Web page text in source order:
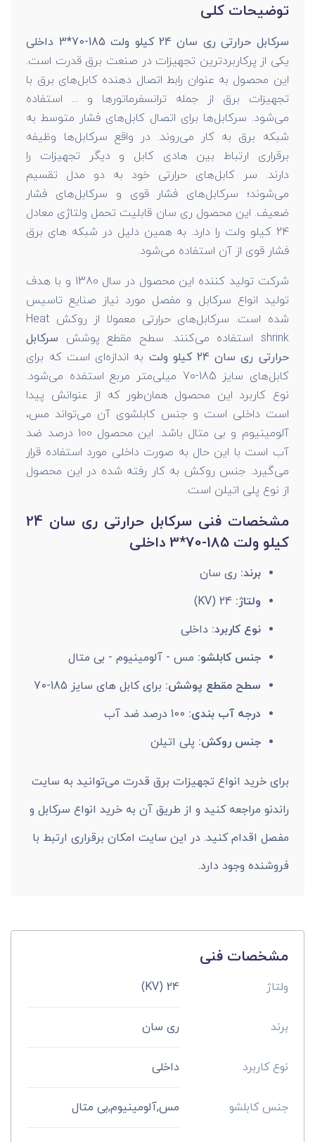
توضیحات کلی
سرکابل حرارتی ری سان 24 کیلو ولت 185-70*3 داخلی
یکی از پرکاربردترین تجهیزات در صنعت برق قدرت است.
این محصول به عنوان رابط اتصال دهنده کابل‌های برق با
تجهیزات برق از جمله ترانسفرماتورها و ... استفاده
می‌شود. سرکابل‌ها برای اتصال کابل‌های فشار متوسط به
شبکه برق به کار می‌روند. در واقع سرکابل‌ها وظیفه
برقراری ارتباط بین هادی کابل و دیگر تجهیزات را
دارند. سر کابل‌های حرارتی خود به دو مدل تقسیم
می‌شوند؛ سرکابل‌های فشار قوی و سرکابل‌های فشار
ضعیف. این محصول ری سان قابلیت تحمل ولتاژی معادل
24 کیلو ولت را دارد. به همین دلیل در شبکه های برق
فشار قوی از آن استفاده می‌شود.
شرکت تولید کننده این محصول در سال 1380 و با هدف
تولید انواع سرکابل و مفصل مورد نیاز صنایع تاسیس
شده است. سرکابل‌های حرارتی معمولا از روکش Heat
shrink استفاده می‌کنند. سطح مقطع پوشش
سرکابل
حرارتی ری سان 24 کیلو ولت
به اندازه‌ای است که برای
کابل‌های سایز 185-70 میلی‌متر مربع استفده می‌شود.
نوع کاربرد این محصول همان‌طور که از عنوانش پیدا
است داخلی است و جنس کابلشوی آن می‌تواند مس،
آلومینیوم و بی متال باشد. این محصول 100 درصد ضد
آب است با این حال به صورت داخلی مورد استفاده قرار
می‌گیرد. جنس روکش به کار رفته شده در این محصول
از نوع پلی اتیلن است.
مشخصات فنی سرکابل حرارتی ری سان 24
کیلو ولت 185-70*3 داخلی
برند: ری سان
ولتاژ:24 (KV)
نوع کاربرد:داخلی
جنس کابلشو: مس - آلومینیوم - بی متال
سطح مقطع پوشش: برای کابل های سایز 185-70
درجه آب بندی:
جنس روکش: پلی اتیلن
برای خرید انواع تجهیزات برق قدرت می‌توانید به سایت
راندنو مراجعه کنید و از طریق آن به خرید انواع سرکابل و
مفصل اقدام کنید. در این سایت امکان برقراری ارتبط با
فروشنده وجود دارد.
مشخصات فنی
ولتاژ 24 (KV)
برند ری سان
نوع کاربرد داخلی
جنس کابلشو مس,آلومینیوم,بی متال